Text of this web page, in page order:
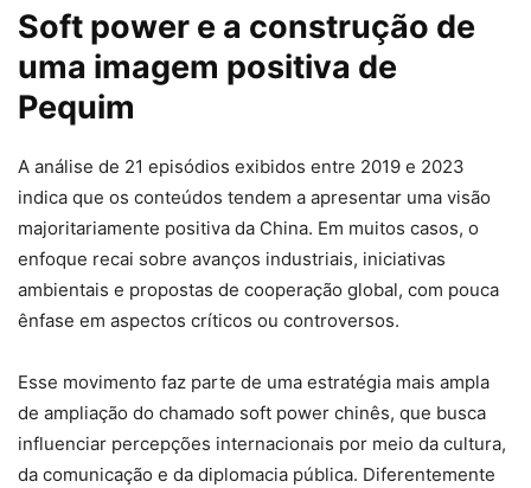
Soft power e a construção de
uma imagem positiva de
Pequim
A análise de 21 episódios exibidos entre 2019 e 2023
indica que os conteúdos tendem a apresentar uma visão
majoritariamente positiva da China. Em muitos casos, o
enfoque recai sobre avanços industriais, iniciativas
ambientais e propostas de cooperação global, com pouca
ênfase em aspectos críticos ou controversos.
Esse movimento faz parte de uma estratégia mais ampla
de ampliação do chamado soft power chinês, que busca
influenciar percepções internacionais por meio da cultura,
da comunicação e da diplomacia pública. Diferentemente